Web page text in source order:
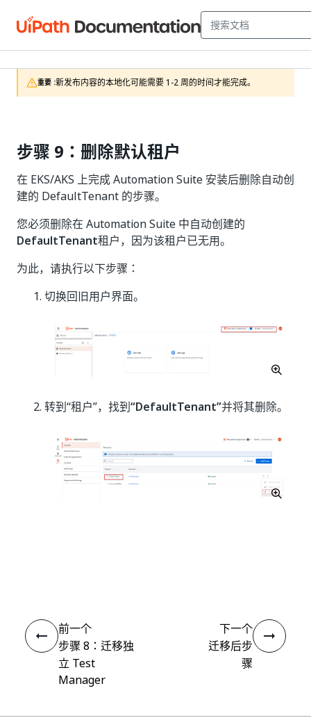
重要 :新发布内容的本地化可能需要 1-2 周的时间才能完成。
步骤 9：删除默认租户
在 EKS/AKS 上完成 Automation Suite 安装后删除自动创
建的 DefaultTenant 的步骤。
您必须删除在 Automation Suite 中自动创建的
DefaultTenant租户，因为该租户已无用。
为此，请执行以下步骤：
切换回旧用户界面。
转到“租户”，找到“DefaultTenant”并将其删除。
前一个
步骤 8：迁移独
立 Test
Manager
下一个
迁移后步
骤